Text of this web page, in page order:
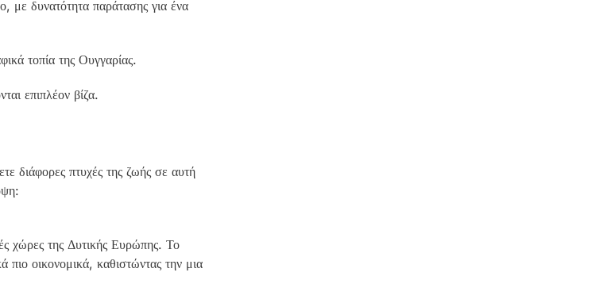
με δυνατότητα παράτασης για ένα
τοπία της Ουγγαρίας.
επιπλέον βίζα.
διάφορες πτυχές της ζωής σε αυτή
χώρες της Δυτικής Ευρώπης. Το
πιο οικονομικά, καθιστώντας την μια